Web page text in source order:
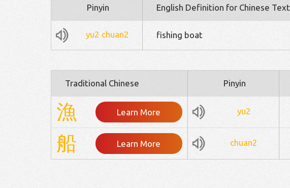
Pinyin English Definition for Chinese Text
yu2 chuan2 fishing boat
Traditional Chinese Pinyin
漁 Learn More yu2
船 Learn More chuan2